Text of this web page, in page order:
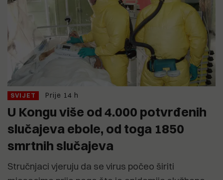
SVIJET Prije 14 h
U Kongu više od 4.000 potvrđenih
slučajeva ebole, od toga 1850
smrtnih slučajeva
Stručnjaci vjeruju da se virus počeo širiti